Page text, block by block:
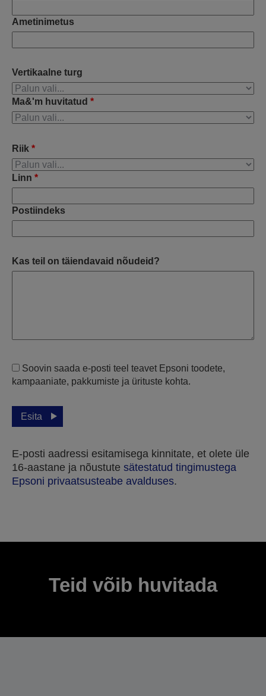
Ametinimetus
Vertikaalne turg
Ma&'m huvitatud *
Riik *
Linn *
Postiindeks
Kas teil on täiendavaid nõudeid?
Soovin saada e-posti teel teavet Epsoni toodete,
kampaaniate, pakkumiste ja ürituste kohta.
Esita
E-posti aadressi esitamisega kinnitate, et olete üle
16-aastane ja nõustute sätestatud tingimustega
Epsoni privaatsusteabe avalduses.
Täname, et esitasite oma taotluse.
jooksul.
Teid võib huvitada